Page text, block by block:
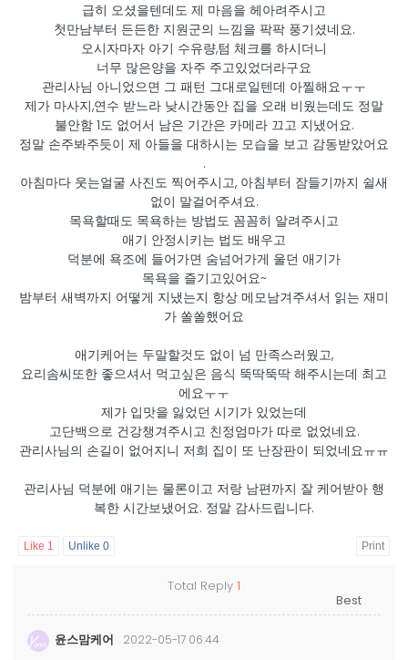
급히 오셨을텐데도 제 마음을 헤아려주시고
첫만남부터 든든한 지원군의 느낌을 팍팍 풍기셨네요.
오시자마자 아기 수유량,텀 체크를 하시더니
너무 많은양을 자주 주고있었더라구요
관리사님 아니었으면 그 패턴 그대로일텐데 아찔해요ㅜㅜ
제가 마사지,연수 받느라 낮시간동안 집을 오래 비웠는데도 정말
불안함 1도 없어서 남은 기간은 카메라 끄고 지냈어요.
정말 손주봐주듯이 제 아들을 대하시는 모습을 보고 감동받았어요
.
아침마다 웃는얼굴 사진도 찍어주시고, 아침부터 잠들기까지 쉴새
없이 말걸어주셔요.
목욕할때도 목욕하는 방법도 꼼꼼히 알려주시고
애기 안정시키는 법도 배우고
덕분에 욕조에 들어가면 숨넘어가게 울던 애기가
목욕을 즐기고있어요~
밤부터 새벽까지 어떻게 지냈는지 항상 메모남겨주셔서 읽는 재미
가 쏠쏠했어요
애기케어는 두말할것도 없이 넘 만족스러웠고,
요리솜씨또한 좋으셔서 먹고싶은 음식 뚝딱뚝딱 해주시는데 최고
에요ㅜㅜ
제가 입맛을 잃었던 시기가 있었는데
고단백으로 건강챙겨주시고 친정엄마가 따로 없었네요.
관리사님의 손길이 없어지니 저희 집이 또 난장판이 되었네요ㅠㅠ
관리사님 덕분에 애기는 물론이고 저랑 남편까지 잘 케어받아 행
복한 시간보냈어요. 정말 감사드립니다.
Like 1 Unlike 0 Print
Total Reply 1
윤스맘케어 2022-05-17 06:44